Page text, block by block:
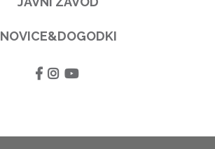
NOVICE&DOGODKI